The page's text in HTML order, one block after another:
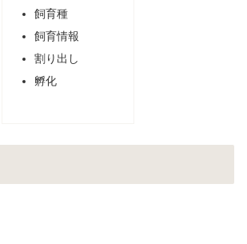
飼育種
飼育情報
割り出し
孵化